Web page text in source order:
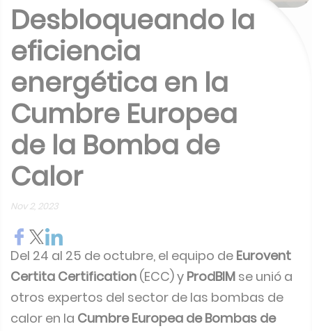
Desbloqueando la
eficiencia
energética en la
Cumbre Europea
de la Bomba de
Calor
Nov 2, 2023
Del 24 al 25 de octubre, el equipo de Eurovent
Certita Certification (ECC) y ProdBIM se unió a
otros expertos del sector de las bombas de
calor en la Cumbre Europea de Bombas de